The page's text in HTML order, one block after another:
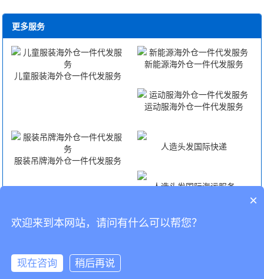
更多服务
儿童服装海外仓一件代发服务
新能源海外仓一件代发服务
运动服海外仓一件代发服务
服装吊牌海外仓一件代发服务
人造头发国际快递
人造头发国际海运服务
人造头发国际空运服务 人造头发FBA头程
CopyRight © 深圳市韬博供应链有限公司
×
欢迎来到本网站，请问有什么可以帮您？
现在咨询 稍后再说